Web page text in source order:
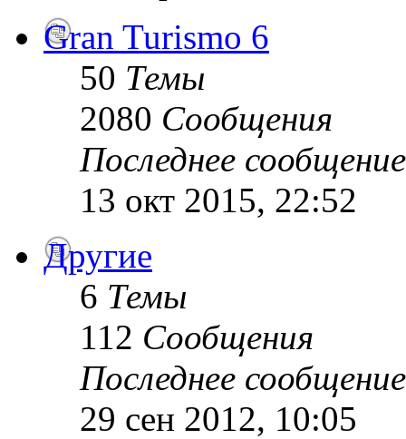
Gran Turismo 6
50 Темы
2080 Сообщения
Последнее сообщение
13 окт 2015, 22:52
Другие
6 Темы
112 Сообщения
Последнее сообщение
29 сен 2012, 10:05